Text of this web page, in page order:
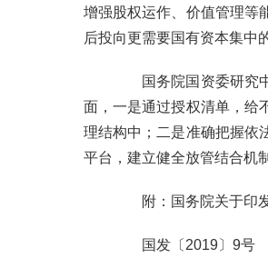
增强股权运作、价值管理等
后投向更需要国有资本集中
国务院国资委研究
面，一是通过授权清单，给
理结构中；二是准确把握依
平台，建立健全放管结合机
附：国务院关于印
国发〔 2019〕 9号